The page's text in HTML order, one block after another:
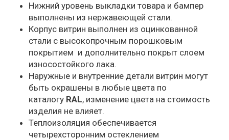
Нижний уровень выкладки товара и бампер
выполнены из нержавеющей стали.
Корпус витрин выполнен из оцинкованной
стали с высокопрочным порошковым
покрытием и дополнительно покрыт слоем
износостойкого лака.
Наружные и внутренние детали витрин могут
быть окрашены в любые цвета по
каталогу RAL, изменение цвета на стоимость
изделия не влияет.
Теплоизоляция обеспечивается
четырехсторонним остеклением